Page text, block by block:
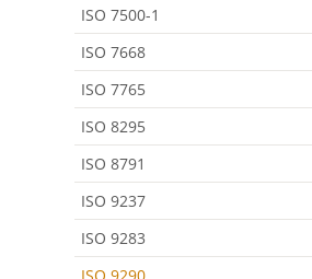
ISO 7500-1
ISO 7668
ISO 7765
ISO 8295
ISO 8791
ISO 9237
ISO 9283